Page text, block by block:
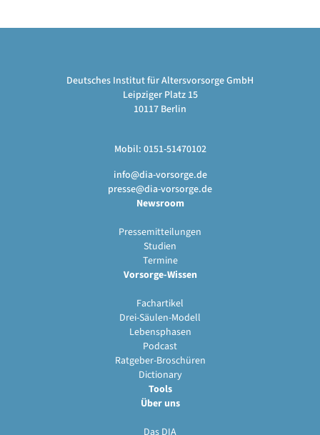
Deutsches Institut für Altersvorsorge GmbH
Leipziger Platz 15
10117 Berlin
Mobil: 0151-51470102
info@dia-vorsorge.de
presse@dia-vorsorge.de
Newsroom
Pressemitteilungen
Studien
Termine
Vorsorge-Wissen
Fachartikel
Drei-Säulen-Modell
Lebensphasen
Podcast
Ratgeber-Broschüren
Dictionary
Tools
Über uns
Das DIA